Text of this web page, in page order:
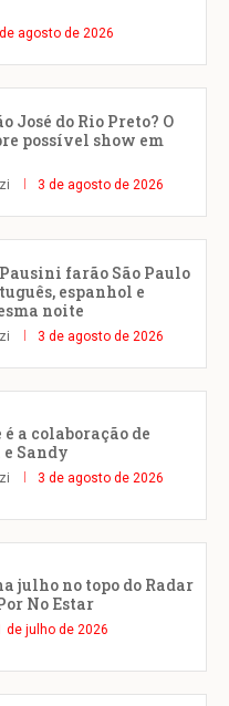
agosto de 2026
José do Rio Preto? O
possível show em
3 de agosto de 2026
farão São Paulo
espanhol e
noite
3 de agosto de 2026
é a colaboração de
Sandy
3 de agosto de 2026
julho no topo do Radar
No Estar
de julho de 2026